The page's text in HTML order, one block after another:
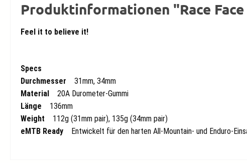
Produktinformationen "Race
Feel it to believe it!
Specs
Durchmesser
31mm, 34mm
Material 20A Durometer-Gummi
Länge
136mm
Weight 112g (31mm pair), 135g (34mm pair)
eMTB Ready Entwickelt für den harten All-Mountain- und Enduro-